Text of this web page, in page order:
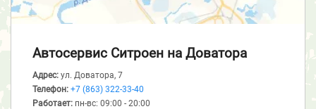
Автосервис Ситроен на Доватора
Адрес: ул. Доватора, 7
Телефон: +7 (863) 322-33-40
Работает: пн-вс: 09:00 - 20:00